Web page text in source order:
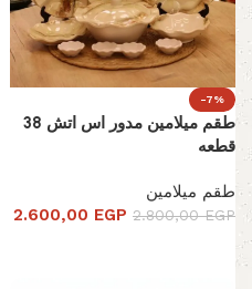
-7%
طقم ميلامين مدور اس اتش 38
قطعه
طقم ميلامين
2.800,00EGP
2.600,00 EGP